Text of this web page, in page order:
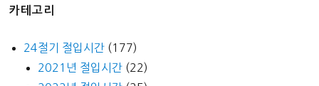
카테고리
24절기 절입시간 (177)
2021년 절입시간 (22)